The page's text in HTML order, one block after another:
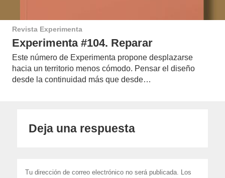
Revista Experimenta
Experimenta #104. Reparar
Este número de Experimenta propone desplazarse
hacia un territorio menos cómodo. Pensar el diseño
desde la continuidad más que desde…
Deja una respuesta
Tu dirección de correo electrónico no será publicada. Los